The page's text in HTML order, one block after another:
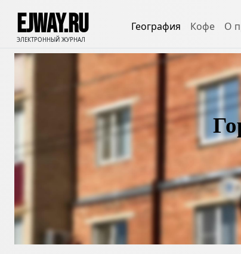
EJWAY.RU
ЭЛЕКТРОННЫЙ ЖУРНАЛ
География Кофе О